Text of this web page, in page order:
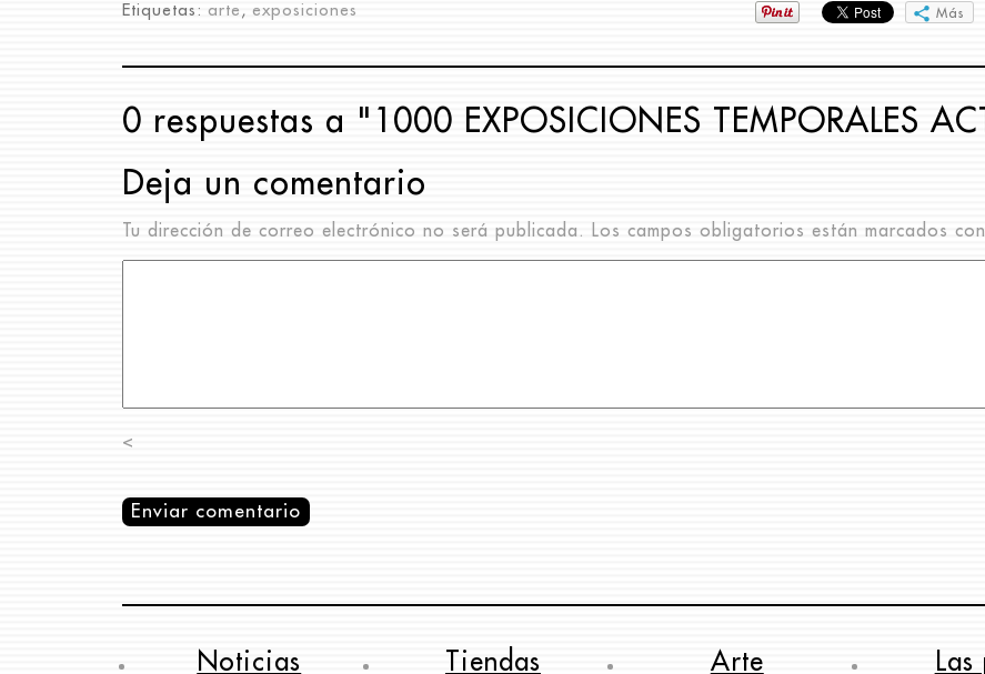
Más
Etiquetas: arte , exposiciones
0 respuestas a "1000 EXPOSICIONES TEMPORALES
Deja un comentario
Tu dirección de correo electrónico no será publicada. Los campos obligatorios están marcados con
<
Noticias Tiendas Arte